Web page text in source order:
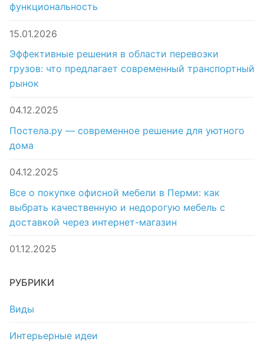
функциональность
15.01.2026
Эффективные решения в области перевозки
грузов: что предлагает современный транспортный
рынок
04.12.2025
Постела.ру — современное решение для уютного
дома
04.12.2025
Все о покупке офисной мебели в Перми: как
выбрать качественную и недорогую мебель с
доставкой через интернет-магазин
01.12.2025
РУБРИКИ
Виды
Интерьерные идеи